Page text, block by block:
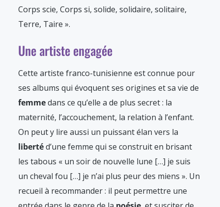
Corps scie, Corps si, solide, solidaire, solitaire,
Terre, Taire ».
Une artiste engagée
Cette artiste franco-tunisienne est connue pour
ses albums qui évoquent ses origines et sa vie de
femmedans ce qu’elle a de plus secret : la
maternité, l’accouchement, la relation à l’enfant.
On peut y lire aussi un puissant élan vers la
libertéd’une femme qui se construit en brisant
les tabous « un soir de nouvelle lune […] je suis
un cheval fou […] je n’ai plus peur des miens ». Un
recueil à recommander : il peut permettre une